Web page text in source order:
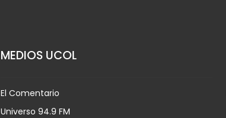
MEDIOS UCOL
El Comentario
Universo 94.9 FM